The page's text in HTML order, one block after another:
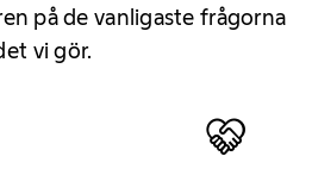
på de vanligaste frågorna
vi gör.